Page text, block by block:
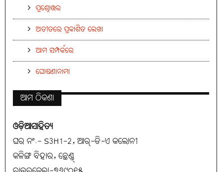
ପ୍ରଶ୍ନୋତ୍ତର
ଅତୀତରେ ପ୍ରକାଶିତ ଲେଖା
ଆମ ସମ୍ପର୍କରେ
ଘୋଷଣାନାମା
ଆମ ଠିକଣା
ଓଡ଼ିଆସାହିତ୍ୟ
ଘର ନଂ.- S3H1-2, ଆର୍-ଡି-ଏ କଲୋନୀ
କଳିଙ୍ଗ ବିହାର, ଛେଣ୍ଡ୍